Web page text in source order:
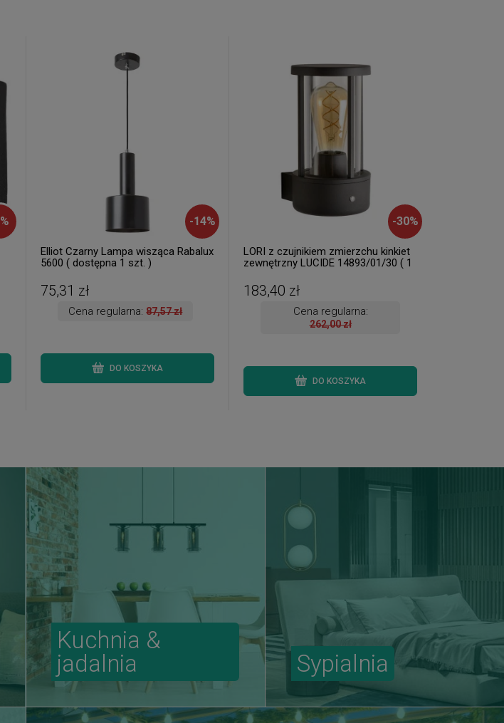
% -14%
Elliot Czarny Lampa wisząca Rabalux
5600 ( dostępna 1 szt. )
75,31 zł
Cena regularna:87,57 zł
DO KOSZYKA
-30%
LORI z czujnikiem zmierzchu kinkiet
zewnętrzny LUCIDE 14893/01/30 ( 1
183,40 zł
Cena regularna:
262,00 zł
DO KOSZYKA
Kuchnia &
jadalnia
Sypialnia